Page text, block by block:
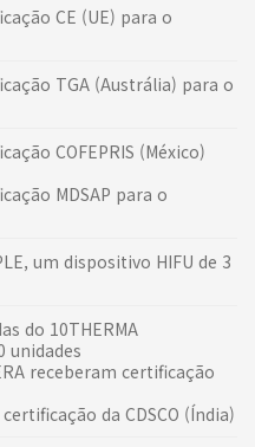
CE (UE) para o
TGA (Austrália) para o
COFEPRIS (México)
MDSAP para o
um dispositivo HIFU de 3
do 10THERMA
unidades
receberam certificação
da CDSCO (Índia)